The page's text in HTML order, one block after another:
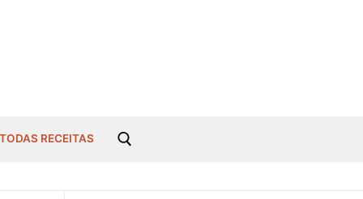
TODAS RECEITAS